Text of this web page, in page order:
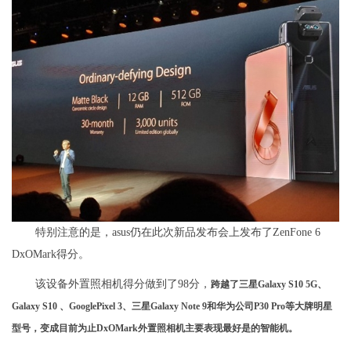
特别注意的是，asus仍在此次新品发布会上发布了ZenFone 6
DxOMark得分。
该设备外置照相机得分做到了98分， 跨越了三星Galaxy S10 5G、
Galaxy S10 、GooglePixel 3、三星Galaxy Note 9和华为公司P30 Pro等大牌明星
型号，变成目前为止DxOMark外置照相机主要表现最好是的智能机。